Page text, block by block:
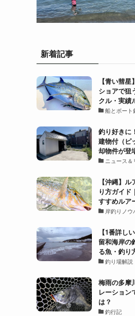
新着記事
【青い彗
ショアで狙
クル・実績
船とボート
釣り好きに
建物付（ピ
却物件が登
ニュース＆
【沖縄】
り方ガイド
すすめルア
岸釣りノウ
【1番詳し
留和海岸の
る魚・釣り
釣り場解説
梅雨の多摩
レーション
は？
釣行記